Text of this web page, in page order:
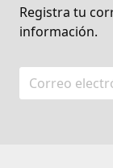
Registra tu
información.